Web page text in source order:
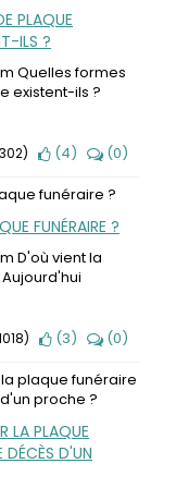
PLAQUE
ILS ?
Quelles formes
existent-ils ?
(4) (0)
FUNÉRAIRE ?
D'où vient la
(3) (0)
LA PLAQUE
DÉCÈS D'UN